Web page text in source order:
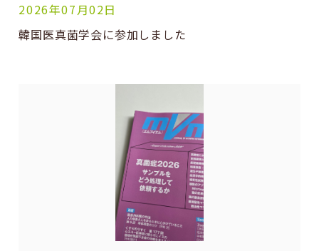
2026年07月02日
韓国医真菌学会に参加しました